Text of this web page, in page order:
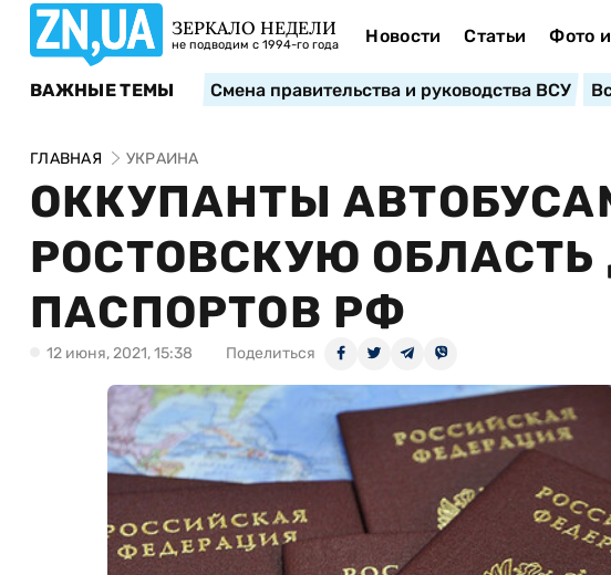
ЗЕРКАЛО НЕДЕЛИ
не подводим с 1994-го года Новости Статьи Фото
ВАЖНЫЕ ТЕМЫ Смена правительства и руководства ВСУ
ГЛАВНАЯ УКРАИНА
ОККУПАНТЫ
РОСТОВСКУЮ
ПАСПОРТОВ РФ
12 июня, 2021, 15:38 Поделиться